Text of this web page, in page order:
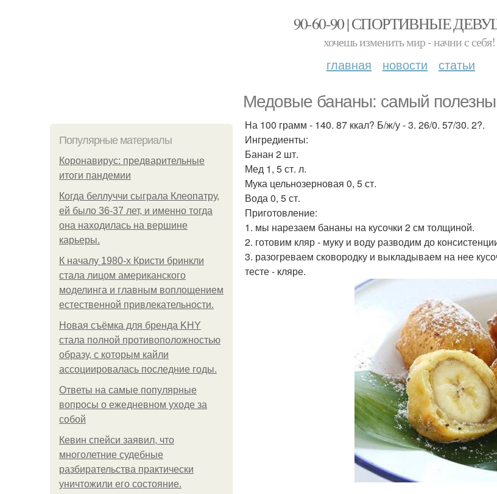
90-60-90 | СПОРТИВНЫЕ
хочешь изменить мир - начни с себя!
главная новости статьи
Медовые бананы: самый
Популярные материалы
Коронавирус: предварительные
итоги пандемии
Когда беллуччи сыграла Клеопатру,
ей было 36-37 лет, и именно тогда
она находилась на вершине
карьеры.
К началу 1980-х Кристи бринкли
стала лицом американского
моделинга и главным воплощением
естественной привлекательности.
Новая съёмка для бренда KHY
стала полной противоположностью
образу, с которым кайли
ассоциировалась последние годы.
Ответы на самые популярные
вопросы о ежедневном уходе за
собой
Кевин спейси заявил, что
многолетние судебные
разбирательства практически
уничтожили его состояние.
На 100 грамм - 140. 87 ккал? Б/ж/у - 3. 26/0. 57/30. 2?.
Ингредиенты:
Банан 2 шт.
Мед 1, 5 ст. л.
Мука цельнозерновая 0, 5 ст.
Вода 0, 5 ст.
Приготовление:
1. мы нарезаем бананы на кусочки 2 см толщиной.
2. готовим кляр - муку и воду разводим до
3. разогреваем сковородку и выкладываем на нее
тесте - кляре.